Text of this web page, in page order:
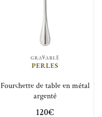
GRAVABLE
PERLES
Fourchette de table en métal
argenté
120€